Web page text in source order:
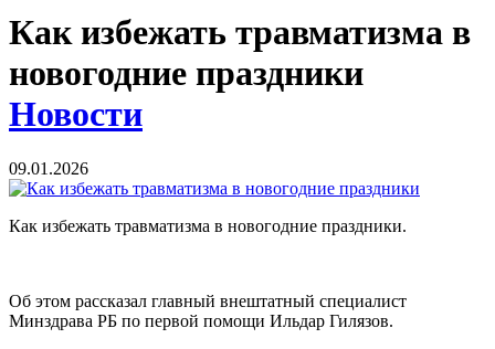
Как избежать травматизма в
новогодние праздники
Новости
09.01.2026
Как избежать травматизма в новогодние праздники.
Об этом рассказал главный внештатный специалист
Минздрава РБ по первой помощи Ильдар Гилязов.